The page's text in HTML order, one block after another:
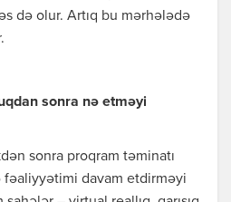
də olur. Artıq bu mərhələdə
sonra nə etməyi
sonra proqram təminatı
davam etdirməyi